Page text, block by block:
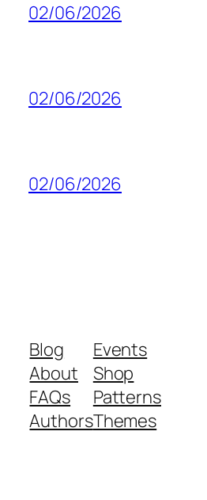
02/06/2026
02/06/2026
02/06/2026
Blog
About
FAQs
Authors
Events
Shop
Patterns
Themes